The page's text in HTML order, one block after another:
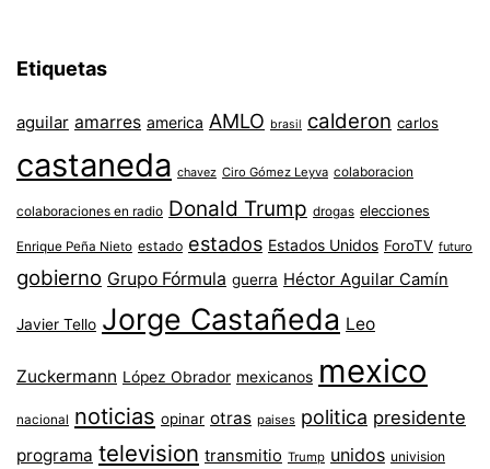
Etiquetas
aguilar amarres america AMLO brasil calderon carlos
castaneda chavez Ciro Gómez Leyva colaboracion
colaboraciones en radio Donald Trump drogas elecciones
Enrique Peña Nieto estado estados Estados Unidos ForoTV futuro
gobierno Grupo Fórmula guerra Héctor Aguilar Camín
Javier Tello Jorge Castañeda Leo
Zuckermann López Obrador mexicanos mexico
nacional noticias opinar otras paises politica presidente
programa television transmitio Trump unidos univision